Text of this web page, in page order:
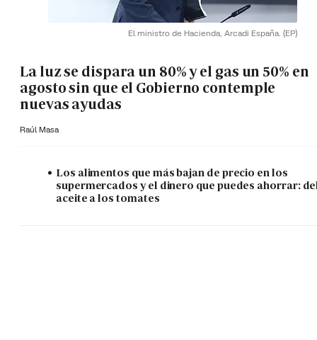
El ministro de Hacienda, Arcadi España. (EP)
La luz se dispara un 80% y el gas un 50% en
agosto sin que el Gobierno contemple
nuevas ayudas
Raúl Masa
Los alimentos que más bajan de precio en los
supermercados y el dinero que puedes ahorrar:
aceite a los tomates